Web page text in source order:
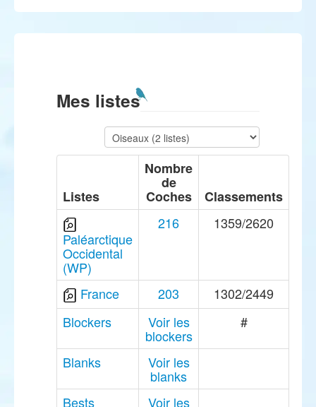
Mes listes
Listes
Nombre
de
Coches Classements
Paléarctique
Occidental
(WP)
216 1359/2620
France 203
1302/2449
Blockers
Voir les
blockers
#
Blanks Voir les
blanks
Bests
Voir les